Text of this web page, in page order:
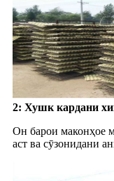
2: Хушк кардани
Он барои маконҳое
аст ва сӯзонидани